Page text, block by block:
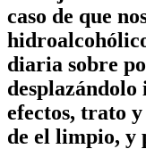
caso de que
diaria sobre
desplazándolo
efectos, trato
de el limpio,